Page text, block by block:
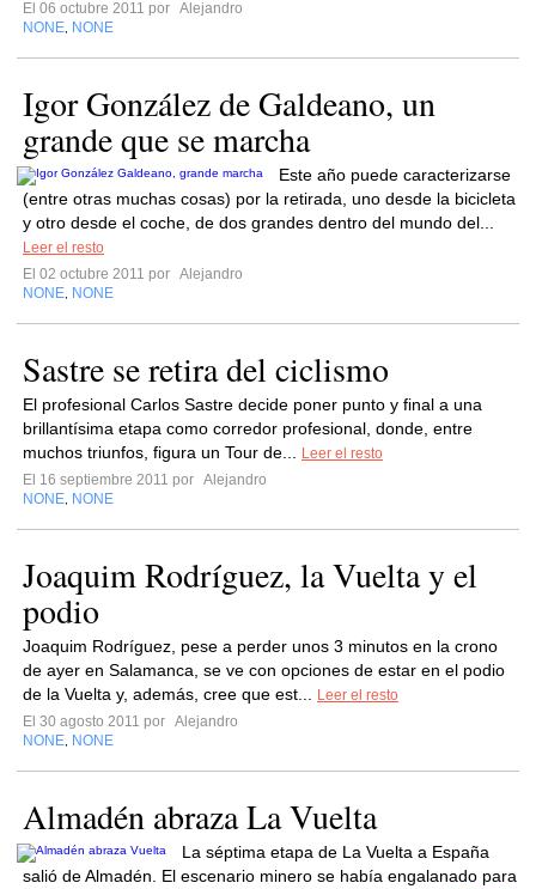
El 06 octubre 2011 por Alejandro
NONE NONE
Igor González de Galdeano, un
grande que se marcha
Este año puede caracterizarse
(entre otras muchas cosas) por la retirada, uno desde la bicicleta
y otro desde el coche, de dos grandes dentro del mundo del...
Leer el resto
El 02 octubre 2011 por Alejandro
NONE NONE
Sastre se retira del ciclismo
El profesional Carlos Sastre decide poner punto y final a una
brillantísima etapa como corredor profesional, donde, entre
muchos triunfos, figura un Tour de...
Leer el resto
El 16 septiembre 2011 por Alejandro
NONE NONE
Joaquim Rodríguez, la Vuelta y el
podio
Joaquim Rodríguez, pese a perder unos 3 minutos en la crono
de ayer en Salamanca, se ve con opciones de estar en el podio
de la Vuelta y, además, cree que est...
Leer el resto
El 30 agosto 2011 por Alejandro
NONE NONE
Almadén abraza La Vuelta
La séptima etapa de La Vuelta a España
salió de Almadén. El escenario minero se había engalanado para